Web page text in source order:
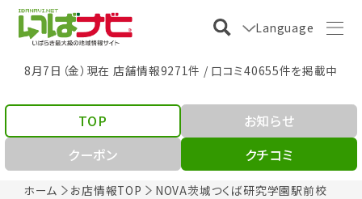
Language
8月7日（金）現在 店舗情報9271件 / 口コミ40655件を掲載中
ホーム お店情報TOP NOVA茨城つくば研究学園駅前校
TOP
お知らせ
クーポン
クチコミ